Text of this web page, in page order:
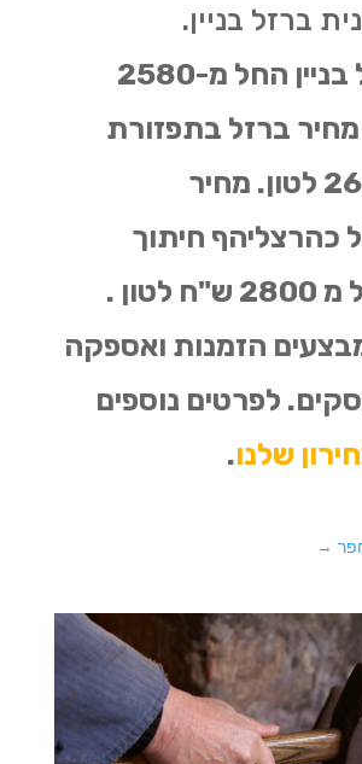
ברזל בניין.
ברזל בתפזורת
החל מ 2650 לטון. מחיר
כהרצליהף חיתוך
ועיבוד החל מ 2800 ש"ח לטון .
הזמנות ואספקה
עסקים. לפרטים נוספים
שלנו.
→